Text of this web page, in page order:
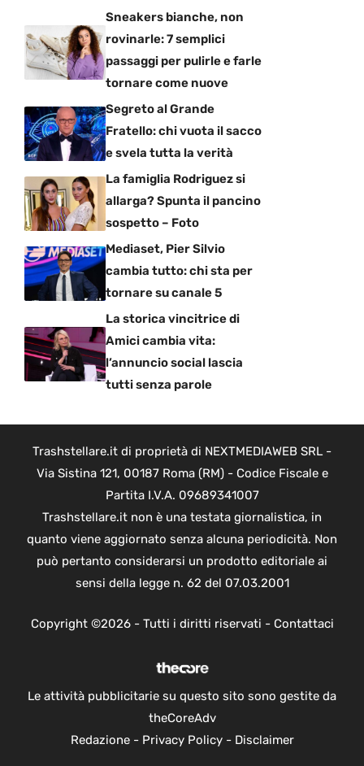
Sneakers bianche, non
rovinarle: 7 semplici
passaggi per pulirle e farle
tornare come nuove
Segreto al Grande
Fratello: chi vuota il sacco
e svela tutta la verità
La famiglia Rodriguez si
allarga? Spunta il pancino
sospetto – Foto
Mediaset, Pier Silvio
cambia tutto: chi sta per
tornare su canale 5
La storica vincitrice di
Amici cambia vita:
l’annuncio social lascia
tutti senza parole
Trashstellare.it di proprietà di NEXTMEDIAWEB SRL -
Via Sistina 121, 00187 Roma (RM) - Codice Fiscale e
Partita I.V.A. 09689341007
Trashstellare.it non è una testata giornalistica, in
quanto viene aggiornato senza alcuna periodicità. Non
può pertanto considerarsi un prodotto editoriale ai
sensi della legge n. 62 del 07.03.2001
Copyright ©2026 - Tutti i diritti riservati - Contattaci
Le attività pubblicitarie su questo sito sono gestite da
theCoreAdv
Redazione- Privacy Policy- Disclaimer